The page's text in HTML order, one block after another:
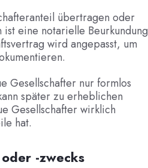
übertragen oder
eine notarielle Beurkundung
wird angepasst, um
Gesellschafter nur formlos
später zu erheblichen
Gesellschafter wirklich
hat.
-zwecks